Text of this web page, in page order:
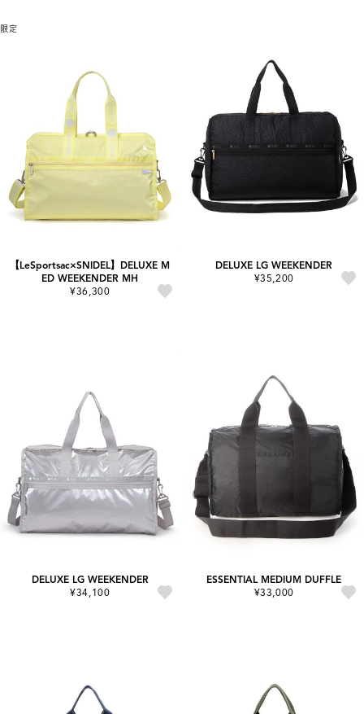
限定
【LeSportsac×SNIDEL】DELUXE M
ED WEEKENDER MH
¥36,300
DELUXE LG WEEKENDER
¥35,200
DELUXE LG WEEKENDER
¥34,100
ESSENTIAL MEDIUM DUFFLE
¥33,000